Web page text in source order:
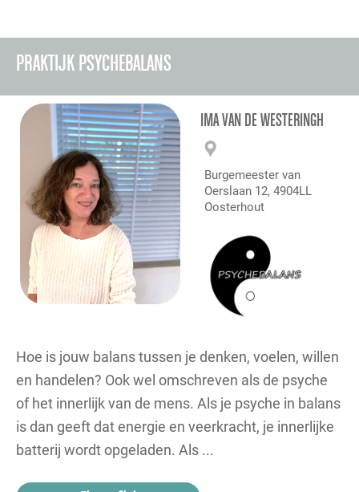
PRAKTIJK PSYCHEBALANS
IMA VAN DE WESTERINGH
Burgemeester van
Oerslaan 12, 4904LL
Oosterhout
Hoe is jouw balans tussen je denken, voelen, willen
en handelen? Ook wel omschreven als de psyche
of het innerlijk van de mens. Als je psyche in balans
is dan geeft dat energie en veerkracht, je innerlijke
batterij wordt opgeladen. Als ...